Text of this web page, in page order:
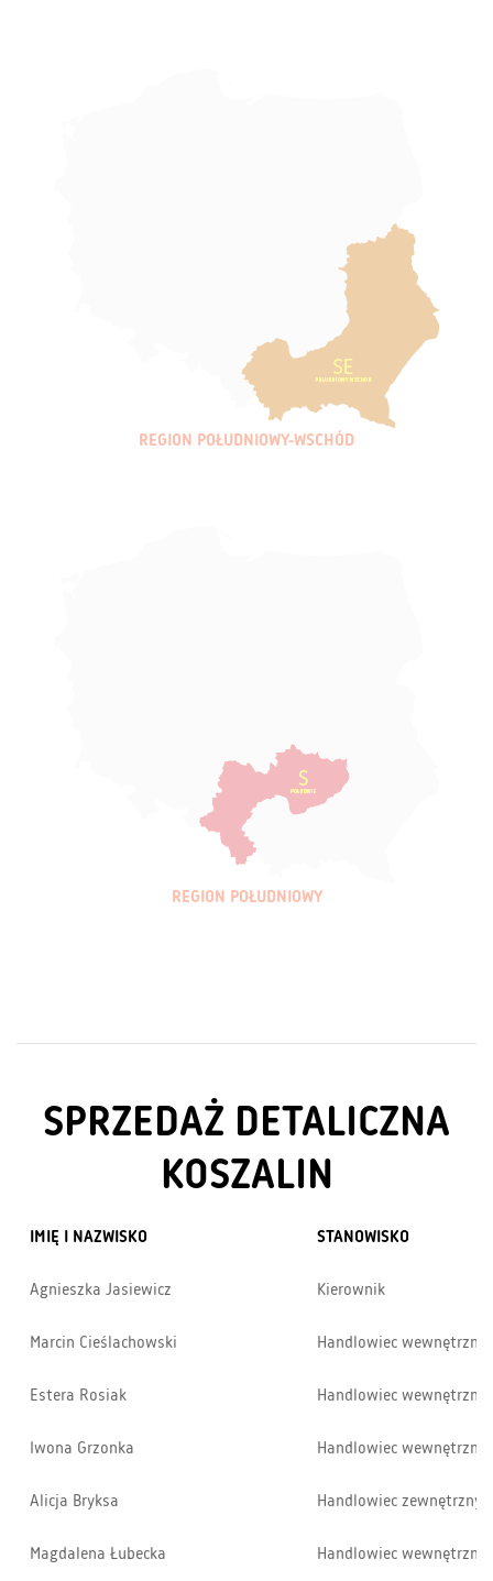
REGION POŁUDNIOWY-WSCHÓD
REGION POŁUDNIOWY
SPRZEDAŻ DETALICZNA
KOSZALIN
IMIĘ I NAZWISKO STANOWISKO
Agnieszka Jasiewicz Kierownik
Marcin Cieślachowski Handlowiec wewnętrzny
Estera Rosiak Handlowiec wewnętrzny
Iwona Grzonka Handlowiec wewnętrzny
Alicja Bryksa Handlowiec zewnętrzny
Magdalena Łubecka Handlowiec wewnętrzny